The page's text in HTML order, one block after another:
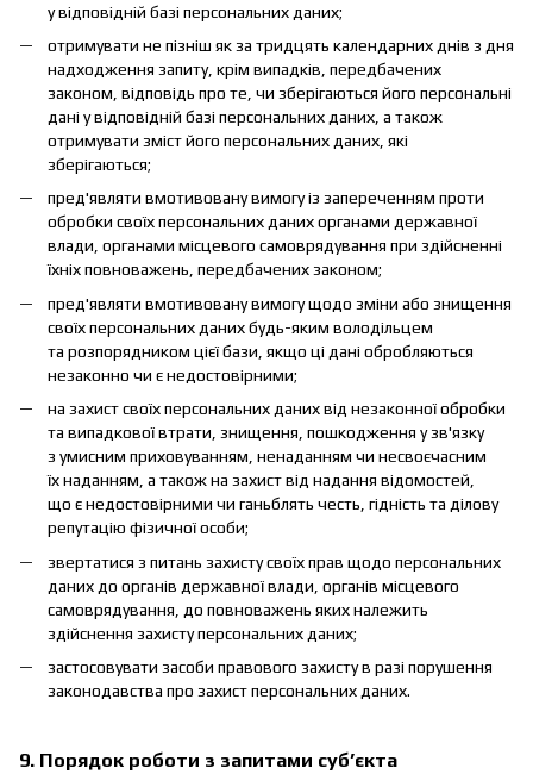
у відповідній базі персональних даних;
отримувати не пізніш як за тридцять календарних днів з дня
надходження запиту, крім випадків, передбачених
законом, відповідь про те, чи зберігаються його персональні
дані у відповідній базі персональних даних, а також
отримувати зміст його персональних даних, які
зберігаються;
пред'являти вмотивовану вимогу із запереченням проти
обробки своїх персональних даних органами державної
влади, органами місцевого самоврядування при здійсненні
їхніх повноважень, передбачених законом;
пред'являти вмотивовану вимогу щодо зміни або знищення
своїх персональних даних будь-яким володільцем
та розпорядником цієї бази, якщо ці дані обробляються
незаконно чи є недостовірними;
на захист своїх персональних даних від незаконної обробки
та випадкової втрати, знищення, пошкодження у зв'язку
з умисним приховуванням, ненаданням чи несвоєчасним
їх наданням, а також на захист від надання відомостей,
що є недостовірними чи ганьблять честь, гідність та ділову
репутацію фізичної особи;
звертатися з питань захисту своїх прав щодо персональних
даних до органів державної влади, органів місцевого
самоврядування, до повноважень яких належить
здійснення захисту персональних даних;
застосовувати засоби правового захисту в разі порушення
законодавства про захист персональних даних.
9. Порядок роботи з запитами суб’єкта